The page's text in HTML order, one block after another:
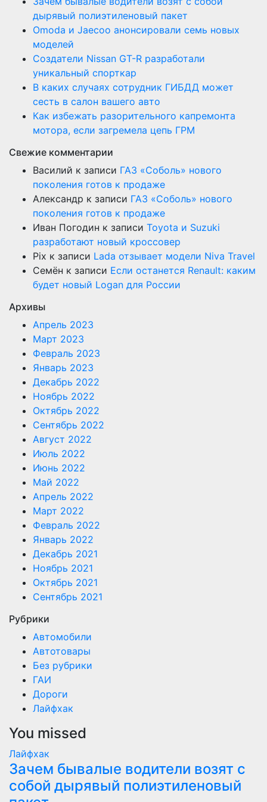
дырявый полиэтиленовый пакет
Оmoda и Jaecoo анонсировали семь новых
моделей
Создатели Nissan GT-R разработали
уникальный спорткар
В каких случаях сотрудник ГИБДД может
сесть в салон вашего авто
Как избежать разорительного капремонта
мотора, если загремела цепь ГРМ
Свежие комментарии
Василий к записи ГАЗ «Соболь» нового
поколения готов к продаже
Александр к записи ГАЗ «Соболь» нового
поколения готов к продаже
Иван Погодин к записи Toyota и Suzuki
разработают новый кроссовер
Pix к записи Lada отзывает модели Niva Travel
Семён к записи Если останется Renault: каким
будет новый Logan для России
Архивы
Апрель 2023
Март 2023
Февраль 2023
Январь 2023
Декабрь 2022
Ноябрь 2022
Октябрь 2022
Сентябрь 2022
Август 2022
Июль 2022
Июнь 2022
Май 2022
Апрель 2022
Март 2022
Февраль 2022
Январь 2022
Декабрь 2021
Ноябрь 2021
Октябрь 2021
Сентябрь 2021
Рубрики
Автомобили
Автотовары
Без рубрики
ГАИ
Дороги
Лайфхак
You missed
Лайфхак
Зачем бывалые водители возят с
собой дырявый полиэтиленовый